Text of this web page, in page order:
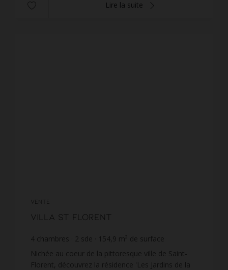
Lire la suite
VENTE
Villa St Florent
4 chambres 2 sde 154,9 m² de surface
697
m² de terrain 6 132,99 € prix / m²
Nichée au coeur de la pittoresque ville de Saint-
Florent, découvrez la résidence 'Les Jardins de la